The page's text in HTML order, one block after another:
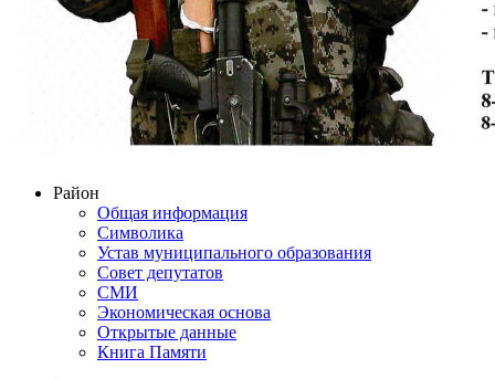
Район
Общая информация
Символика
Устав муниципального образования
Совет депутатов
СМИ
Экономическая основа
Открытые данные
Книга Памяти